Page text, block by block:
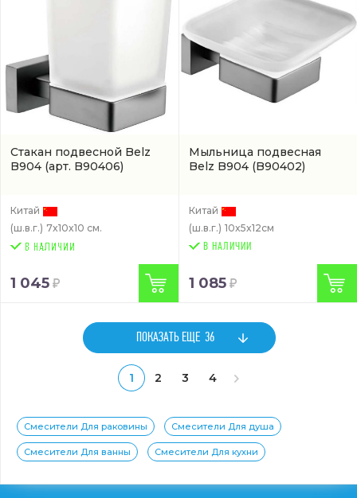
Стакан подвесной Belz
B904 (арт. B90406)
Китай
(ш.в.г.) 7x10x10 см.
1 045
Мыльница подвесная
Belz B904 (B90402)
Китай
(ш.в.г.) 10x5x12см
В НАЛИЧИИ
1 085
ПОКАЗАТЬ ЕЩЕ 36
1 2 3 4
Смесители Для раковины Смесители Для душа
Смесители Для ванны Смесители Для кухни